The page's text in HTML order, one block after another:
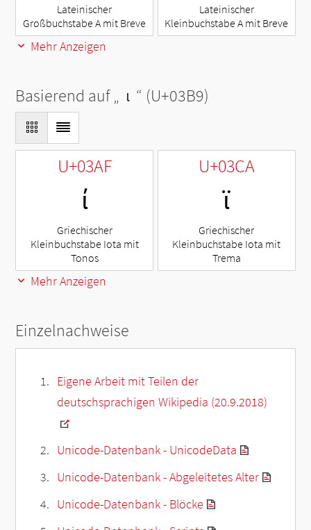
Lateinischer
Großbuchstabe A mit Breve
Lateinischer
Kleinbuchstabe A mit Breve
Mehr Anzeigen
Basierend auf „ ι “ (U+03B9)
U+03AF
ί
Griechischer
Kleinbuchstabe Iota mit
Tonos
U+03CA
ϊ
Griechischer
Kleinbuchstabe Iota mit
Trema
Mehr Anzeigen
Einzelnachweise
Eigene Arbeit mit Teilen der
deutschsprachigen Wikipedia (20.9.2018)
Unicode-Datenbank - UnicodeData
Unicode-Datenbank - Abgeleitetes Alter
Unicode-Datenbank - Blöcke